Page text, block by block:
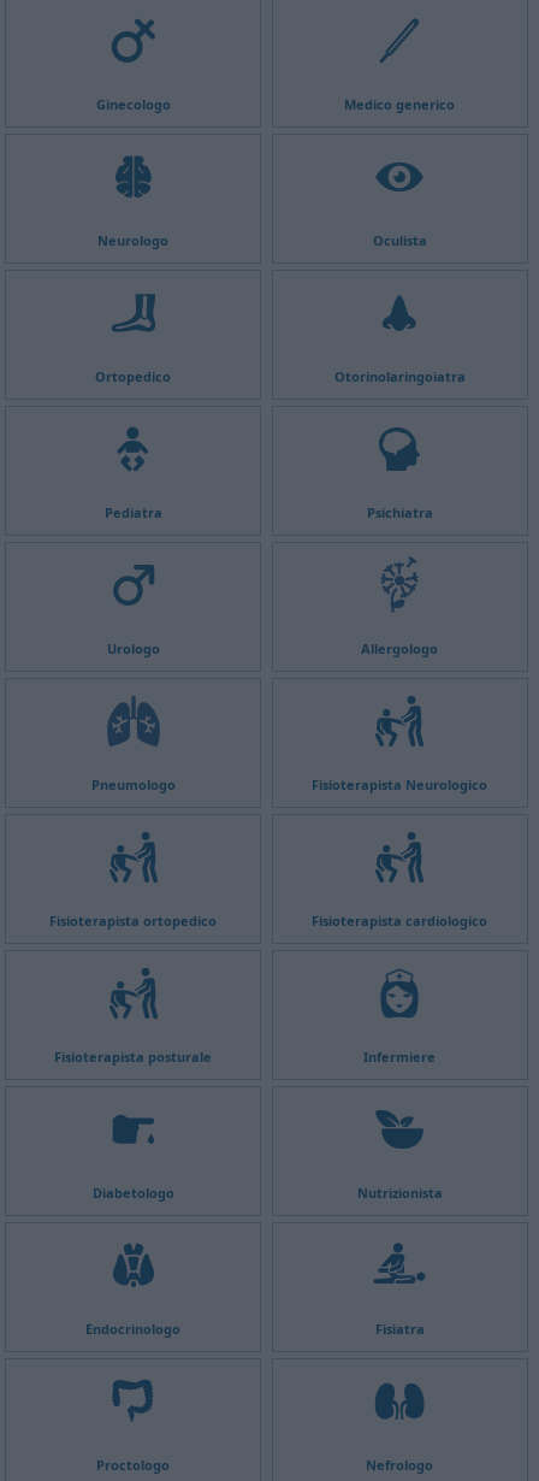
Ginecologo Medico generico
Neurologo Oculista
Ortopedico Otorinolaringoiatra
Pediatra Psichiatra
Urologo Allergologo
Pneumologo Fisioterapista Neurologico
Fisioterapista ortopedico Fisioterapista cardiologico
Fisioterapista posturale Infermiere
Diabetologo Nutrizionista
Endocrinologo Fisiatra
Proctologo Nefrologo